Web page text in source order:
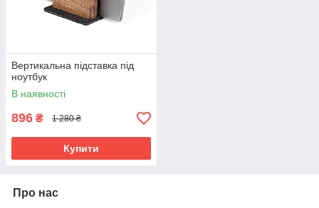
Вертикальна підставка під
ноутбук
В наявності
896 ₴ 1 280 ₴
Купити
Про нас